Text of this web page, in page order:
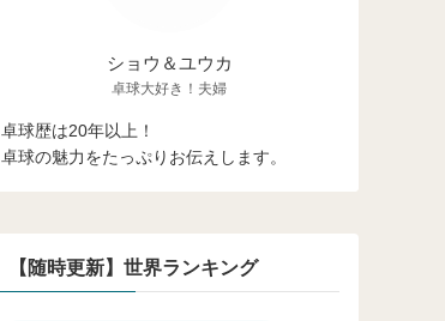
ショウ＆ユウカ
卓球大好き！夫婦
卓球歴は20年以上！
卓球の魅力をたっぷりお伝えします。
【随時更新】世界ランキング